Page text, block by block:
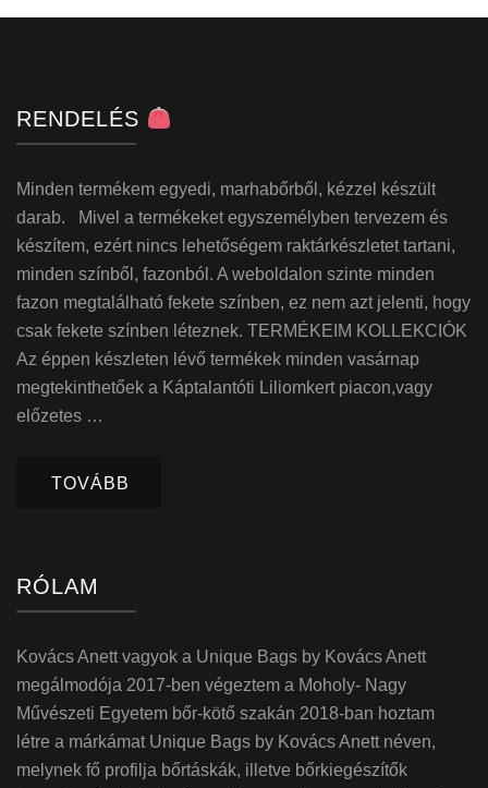
RENDELÉS
Minden termékem egyedi, marhabőrből, kézzel készült
darab. Mivel a termékeket egyszemélyben tervezem és
készítem, ezért nincs lehetőségem raktárkészletet tartani,
minden színből, fazonból. A weboldalon szinte minden
fazon megtalálható fekete színben, ez nem azt jelenti, hogy
csak fekete színben léteznek. TERMÉKEIM KOLLEKCIÓK
Az éppen készleten lévő termékek minden vasárnap
megtekinthetőek a Káptalantóti Liliomkert piacon,vagy
előzetes …
TOVÁBB
RÓLAM
Kovács Anett vagyok a Unique Bags by Kovács Anett
megálmodója 2017-ben végeztem a Moholy- Nagy
Művészeti Egyetem bőr-kötő szakán 2018-ban hoztam
létre a márkámat Unique Bags by Kovács Anett néven,
melynek fő profilja bőrtáskák, illetve bőrkiegészítők